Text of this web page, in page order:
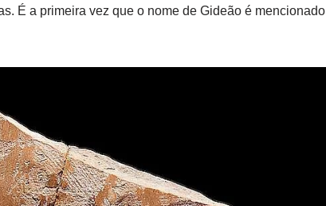
É a primeira vez que o nome de Gideão é mencionado